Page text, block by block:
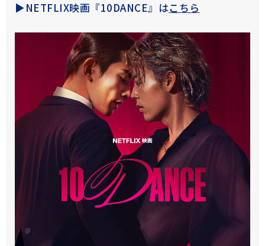
▶NETFLIX映画『10DANCE』はこちら